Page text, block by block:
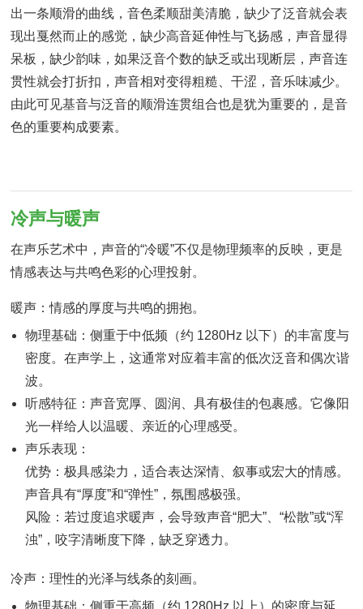
出一条顺滑的曲线，音色柔顺甜美清脆，缺少了泛音就会表
现出戛然而止的感觉，缺少高音延伸性与飞扬感，声音显得
呆板，缺少韵味，如果泛音个数的缺乏或出现断层，声音连
贯性就会打折扣，声音相对变得粗糙、干涩，音乐味减少。
由此可见基音与泛音的顺滑连贯组合也是犹为重要的，是音
色的重要构成要素。
冷声与暖声
在声乐艺术中，声音的“冷暖”不仅是物理频率的反映，更是
情感表达与共鸣色彩的心理投射。
暖声：情感的厚度与共鸣的拥抱。
物理基础：侧重于中低频（约 1280Hz 以下）的丰富度与
密度。在声学上，这通常对应着丰富的低次泛音和偶次谐
波。
听感特征：声音宽厚、圆润、具有极佳的包裹感。它像阳
光一样给人以温暖、亲近的心理感受。
声乐表现：
优势：极具感染力，适合表达深情、叙事或宏大的情感。
声音具有“厚度”和“弹性”，氛围感极强。
风险：若过度追求暖声，会导致声音“肥大”、“松散”或“浑
浊”，咬字清晰度下降，缺乏穿透力。
冷声：理性的光泽与线条的刻画。